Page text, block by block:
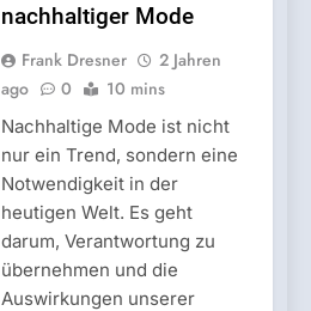
nachhaltiger Mode
Frank Dresner
2 Jahren
ago
0 10 mins
Nachhaltige Mode ist nicht
nur ein Trend, sondern eine
Notwendigkeit in der
heutigen Welt. Es geht
darum, Verantwortung zu
übernehmen und die
Auswirkungen unserer